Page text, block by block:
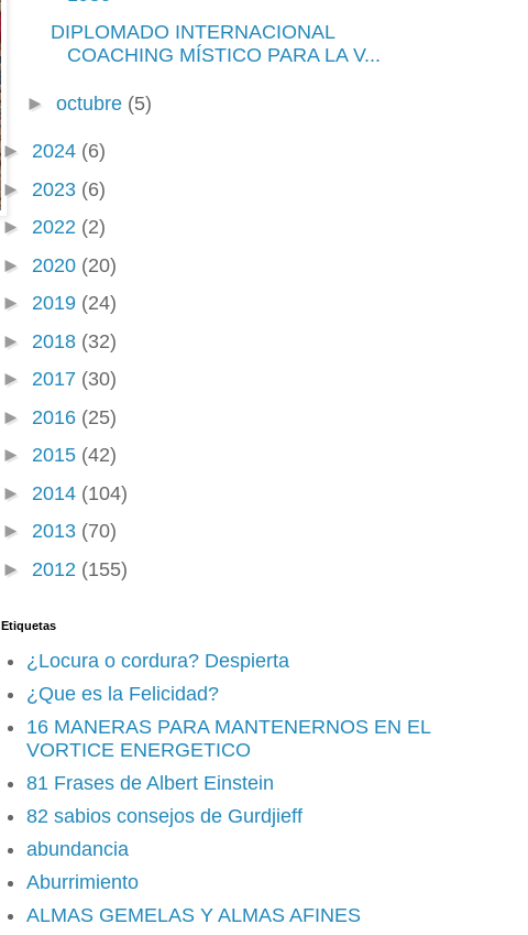
DIPLOMADO INTERNACIONAL
COACHING MÍSTICO PARA LA V...
► octubre (5)
► 2024 (6)
► 2023 (6)
► 2022 (2)
► 2020 (20)
► 2019 (24)
► 2018 (32)
► 2017 (30)
► 2016 (25)
► 2015 (42)
► 2014 (104)
► 2013 (70)
► 2012 (155)
Etiquetas
¿Locura o cordura? Despierta
¿Que es la Felicidad?
16 MANERAS PARA MANTENERNOS EN EL
VORTICE ENERGETICO
81 Frases de Albert Einstein
82 sabios consejos de Gurdjieff
abundancia
Aburrimiento
ALMAS GEMELAS Y ALMAS AFINES